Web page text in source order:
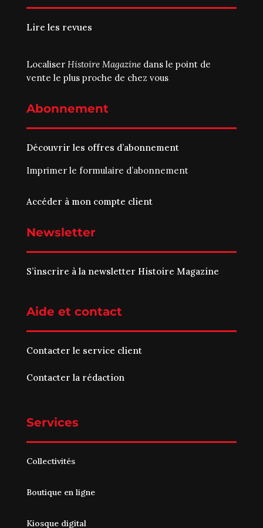
Lire les revues
Localiser Histoire Magazinedans le point de
vente le plus proche de chez vous
Abonnement
Découvrir les offres d’abonnement
Imprimer le formulaire d’abonnement
Accéder à mon compte client
Newsletter
S’inscrire à la newsletter Histoire Magazine
Aide et contact
Contacter le service client
Contacter la rédaction
Services
Collectivités
Boutique en ligne
Kiosque digital